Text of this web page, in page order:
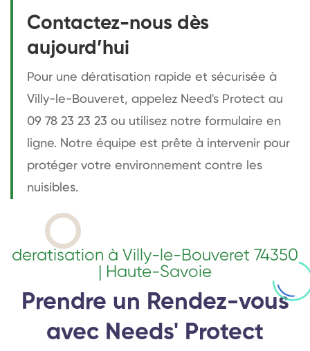
Contactez-nous dès
aujourd’hui
Pour une dératisation rapide et sécurisée à
Villy-le-Bouveret, appelez Need's Protect au
09 78 23 23 23 ou utilisez notre formulaire en
ligne. Notre équipe est prête à intervenir pour
protéger votre environnement contre les
nuisibles.
deratisation à Villy-le-Bouveret 74350
| Haute-Savoie
Prendre un Rendez-vous
avec Needs' Protect